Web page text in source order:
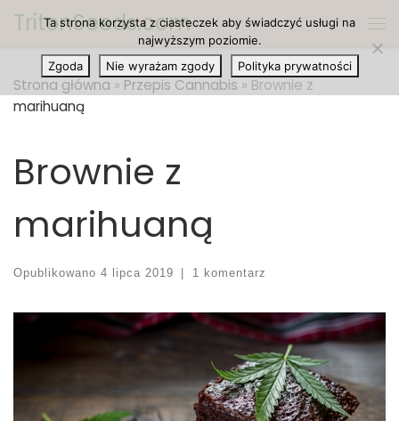
Przejdź do treści
TritonSeeds.com
Strona główna » Przepis Cannabis » Brownie z
marihuaną
Brownie z
marihuaną
Opublikowano 4 lipca 2019 1 komentarz
Ta strona korzysta z ciasteczek aby świadczyć usługi na
najwyższym poziomie.
Zgoda
Nie wyrażam zgody Polityka prywatności